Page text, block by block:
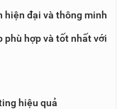
hiện đại và thông minh
phù hợp và tốt nhất với
hiệu quả